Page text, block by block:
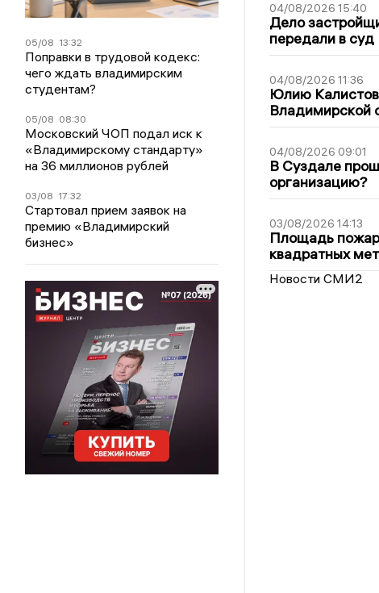
05/08 13:32
Поправки в трудовой кодекс:
чего ждать владимирским
студентам?
05/08 08:30
Московский ЧОП подал иск к
«Владимирскому стандарту»
на 36 миллионов рублей
03/08 17:32
Стартовал прием заявок на
премию «Владимирский
бизнес»
04/08/2026 15:40
Дело
передали в суд
04/08/2026 11:36
Юлию
Владимирской
04/08/2026 09:01
В Суздале
организацию?
03/08/2026 14:13
Площадь
квадратных
Новости СМИ2